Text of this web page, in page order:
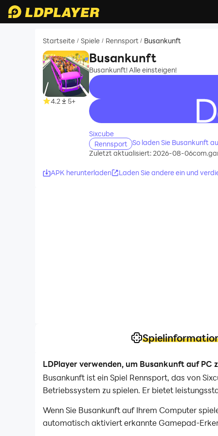
Startseite / Spiele / Rennsport / Busankunft
4.2 5+
Busankunft
Busankunft! Alle einsteigen!
recommend
Sixcube
Rennsport So laden Sie Busankunft
Zuletzt aktualisiert: 2026-08-06
APK herunterladen Laden Sie andere ein und
LDPlayer verwenden, um Busankunft auf PC
Busankunft ist ein Spiel Rennsport, das von
Betriebssystem zu spielen. Er bietet
Wenn Sie Busankunft auf Ihrem Computer
automatisch aktiviert erkannte Gamepad-